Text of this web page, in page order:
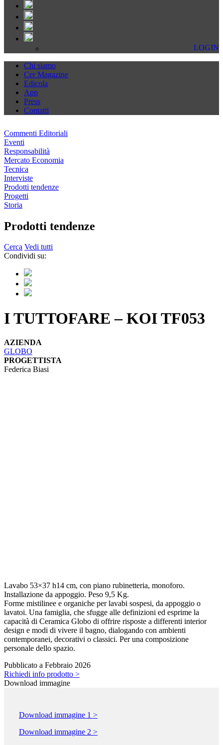
LOGIN
Chi siamo
Cer Magazine
Edicola
App
Press
Contatti
Commenti Editoriali
Eventi
Responsabilità
Mercato Economia
Tecnica
Interviste
Prodotti tendenze
Progetti
Storia
Prodotti tendenze
Cerca Vedi tutti
Condividi su:
I TUTTOFARE – KOI TF053
AZIENDA
GLOBO
PROGETTISTA
Federica Biasi
Lavabo 53×37 h14 cm, con piano rubinetteria, monoforo.
Installazione da appoggio. Peso 9,5 Kg.
Forme mistilinee e organiche per lavabi sospesi, da appoggio o
lavatoi. Una famiglia, che sfugge alle definizioni ed esprime la
capacità di Ceramica Globo di offrire risposte a differenti interior
design e modi di vivere il bagno, dialogando con ambienti
contemporanei, decorativi o classici. Per una composizione
personale dello spazio.
Pubblicato a Febbraio 2026
Richiedi info prodotto >
Download immagine
Download immagine 1 >
Download immagine 2 >